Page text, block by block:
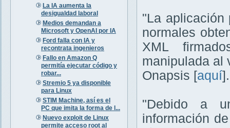
La IA aumenta la
desigualdad laboral
Medios demandan a
Microsoft y OpenAI por IA
Ford falla con IA y
recontrata ingenieros
Fallo en Amazon Q
permitía ejecutar código y
robar...
Stremio 5 ya disponible
para Linux
STIM Machine, así es el
PC que imita la forma de l...
Nuevo exploit de Linux
permite acceso root al
"La aplicación
normales
XML
manipulada al
Onapsis [aquí].
"Debido a
información